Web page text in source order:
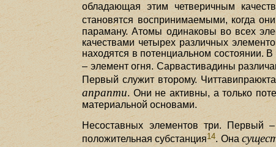
обладающая этим четверичным
становятся воспринимаемыми, когда
параману. Атомы одинаковы во всех
качествами четырех различных
находятся в потенциальном состоянии.
– элемент огня. Сарвастивадины
Первый служит второму.
апрапти. Они не активны, а только
материальной основами.
Несоставных элементов три. Первый
положительная субстанция14. Она